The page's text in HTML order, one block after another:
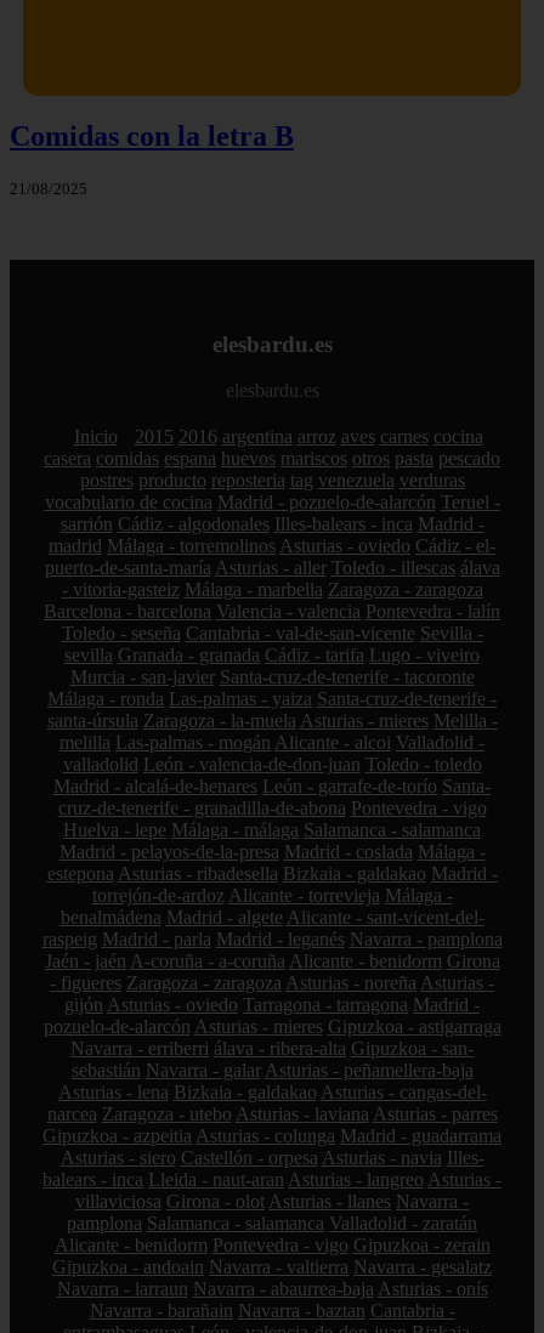
Comidas con la letra B
21/08/2025
elesbardu.es
elesbardu.es
Inicio 2015 2016 argentina arroz aves carnes cocina
casera comidas espana huevos mariscos otros pasta pescado
postres producto reposteria tag venezuela verduras
vocabulario de cocina Madrid - pozuelo-de-alarcón Teruel -
sarrión Cádiz - algodonales Illes-balears - inca Madrid -
madrid Málaga - torremolinos Asturias - oviedo Cádiz - el-
puerto-de-santa-maría Asturias - aller Toledo - illescas álava
- vitoria-gasteiz Málaga - marbella Zaragoza - zaragoza
Barcelona - barcelona Valencia - valencia Pontevedra - lalín
Toledo - seseña Cantabria - val-de-san-vicente Sevilla -
sevilla Granada - granada Cádiz - tarifa Lugo - viveiro
Murcia - san-javier Santa-cruz-de-tenerife - tacoronte
Málaga - ronda Las-palmas - yaiza Santa-cruz-de-tenerife -
santa-úrsula Zaragoza - la-muela Asturias - mieres Melilla -
melilla Las-palmas - mogán Alicante - alcoi Valladolid -
valladolid León - valencia-de-don-juan Toledo - toledo
Madrid - alcalá-de-henares León - garrafe-de-torío Santa-
cruz-de-tenerife - granadilla-de-abona Pontevedra - vigo
Huelva - lepe Málaga - málaga Salamanca - salamanca
Madrid - pelayos-de-la-presa Madrid - coslada Málaga -
estepona Asturias - ribadesella Bizkaia - galdakao Madrid -
torrejón-de-ardoz Alicante - torrevieja Málaga -
benalmádena Madrid - algete Alicante - sant-vicent-del-
raspeig Madrid - parla Madrid - leganés Navarra - pamplona
Jaén - jaén A-coruña - a-coruña Alicante - benidorm Girona
- figueres Zaragoza - zaragoza Asturias - noreña Asturias -
gijón Asturias - oviedo Tarragona - tarragona Madrid -
pozuelo-de-alarcón Asturias - mieres Gipuzkoa - astigarraga
Navarra - erriberri álava - ribera-alta Gipuzkoa - san-
sebastián Navarra - galar Asturias - peñamellera-baja
Asturias - lena Bizkaia - galdakao Asturias - cangas-del-
narcea Zaragoza - utebo Asturias - laviana Asturias - parres
Gipuzkoa - azpeitia Asturias - colunga Madrid - guadarrama
Asturias - siero Castellón - orpesa Asturias - navia Illes-
balears - inca Lleida - naut-aran Asturias - langreo Asturias -
villaviciosa Girona - olot Asturias - llanes Navarra -
pamplona Salamanca - salamanca Valladolid - zaratán
Alicante - benidorm Pontevedra - vigo Gipuzkoa - zerain
Gipuzkoa - andoain Navarra - valtierra Navarra - gesalatz
Navarra - larraun Navarra - abaurrea-baja Asturias - onís
Navarra - barañain Navarra - baztan Cantabria -